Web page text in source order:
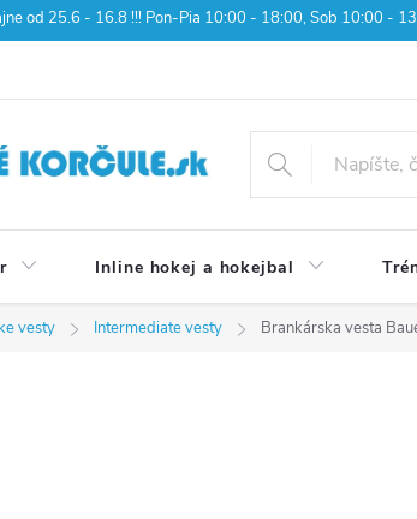
od 25.6 - 16.8 !!! Pon-Pia 10:00 - 18:00, Sob 10:00 -
Inline hokej a hokejbal
vesty Intermediate vesty Brankárska vesta